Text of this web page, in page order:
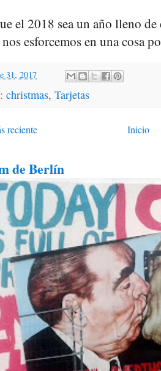
el 2018 sea un año lleno
esforcemos en una cosa
31, 2017
christmas, Tarjetas
reciente Inicio
de Berlín